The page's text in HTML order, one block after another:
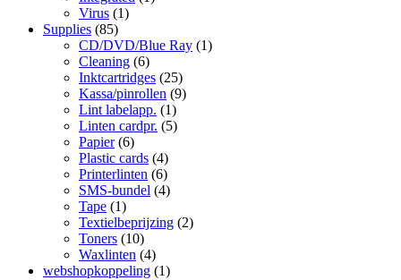
Virus (1)
Supplies (85)
CD/DVD/Blue Ray (1)
Cleaning (6)
Inktcartridges (25)
Kassa/pinrollen (9)
Lint labelapp. (1)
Linten cardpr. (5)
Papier (6)
Plastic cards (4)
Printerlinten (6)
SMS-bundel (4)
Tape (1)
Textielbeprijzing (2)
Toners (10)
Waxlinten (4)
webshopkoppeling (1)